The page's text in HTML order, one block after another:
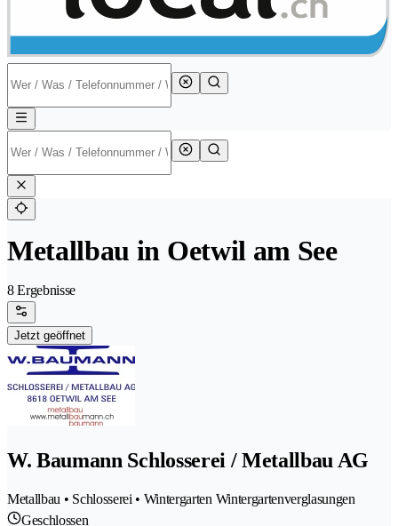
Metallbau in Oetwil am See
8 Ergebnisse
Jetzt geöffnet
W. Baumann Schlosserei / Metallbau AG
Metallbau • Schlosserei • Wintergarten Wintergartenverglasungen
Geschlossen